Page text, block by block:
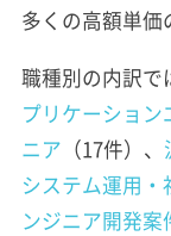
多くの高額単価
職種別の内訳で
プリケーション
ニア （17件）、
システム運用・
ンジニア開発案